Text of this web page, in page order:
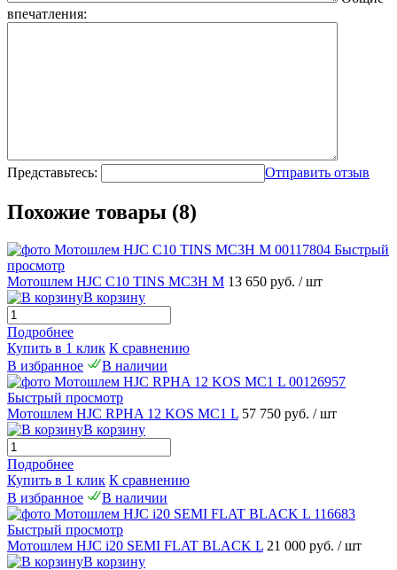
впечатления:
Представьтесь: Отправить отзыв
Похожие товары (8)
Быстрый
просмотр
Мотошлем HJC C10 TINS MC3H M 13 650 руб. / шт
В корзину
Подробнее
Купить в 1 клик К сравнению
В избранное
В наличии
Быстрый просмотр
Мотошлем HJC RPHA 12 KOS MC1 L 57 750 руб. / шт
В корзину
Подробнее
Купить в 1 клик К сравнению
В избранное
В наличии
Быстрый просмотр
Мотошлем HJC i20 SEMI FLAT BLACK L 21 000 руб. / шт
В корзину